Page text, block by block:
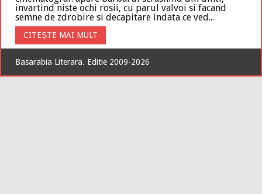
invartind niste ochi rosii, cu parul valvoi si facand
semne de zdrobire si decapitare indata ce ved...
CITEȘTE MAI MULT
Basarabia Literara. Editie 2009-2026